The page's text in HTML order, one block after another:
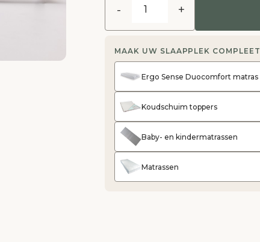
- +
MAAK UW SLAAPPLEK COMPLEET
Ergo Sense Duocomfort matras
Koudschuim toppers
Baby- en kindermatrassen
Matrassen